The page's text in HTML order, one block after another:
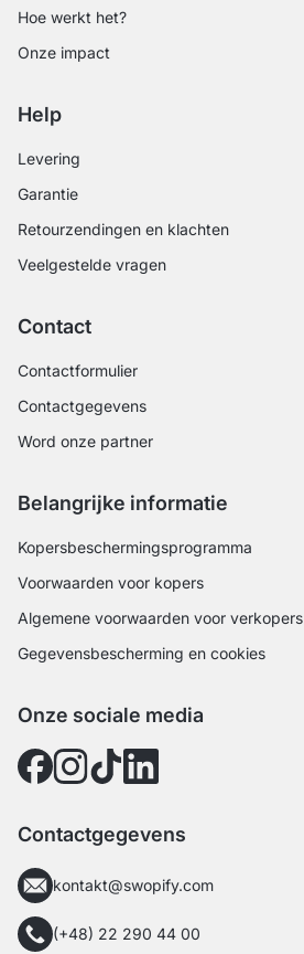
Hoe werkt het?
Onze impact
Help
Levering
Garantie
Retourzendingen en klachten
Veelgestelde vragen
Contact
Contactformulier
Contactgegevens
Word onze partner
Belangrijke informatie
Kopersbeschermingsprogramma
Voorwaarden voor kopers
Algemene voorwaarden voor verkopers
Gegevensbescherming en cookies
Onze sociale media
Contactgegevens
kontakt@swopify.com
(+48) 22 290 44 00